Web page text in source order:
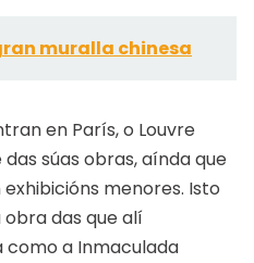
muralla chinesa
en París, o Louvre
súas obras, aínda que
menores. Isto
obra das que alí
como a Inmaculada